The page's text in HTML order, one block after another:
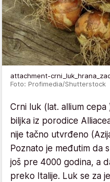
attachment-
Foto: Profimedia/Shutterstock
Crni luk (lat. allium cepa
biljka iz porodice
nije tačno utvrđeno
Poznato je međutim da
još pre 4000 godina, a
preko Italije. Luk se za